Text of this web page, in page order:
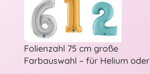
Folienzahl 75 cm große
Farbauswahl – für Helium oder